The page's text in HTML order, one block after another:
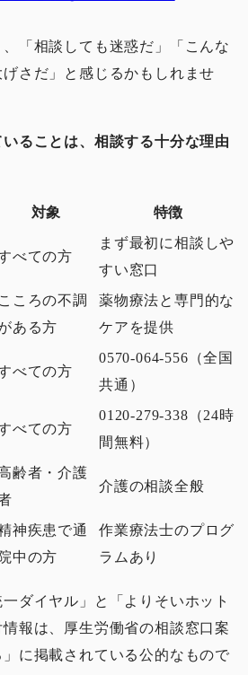
「相談しても迷惑だ」「こんな
さだ」と感じるかもしれませ
ることは、相談する十分な理由
対象 特徴
べての方
まず最初に相談しや
すい窓口
こころの不調
ある方
薬物療法と専門的な
ケアを提供
べての方
0570-064-556 （全国
共通）
べての方
0120-279-338 （24時
間無料）
齢者・介護
介護の相談全般
神疾患で通
院中の方
作業療法士のプログ
ラムあり
一ダイヤル」と「よりそいホット
報は、厚生労働省の相談窓口案
に掲載されている公的なもので